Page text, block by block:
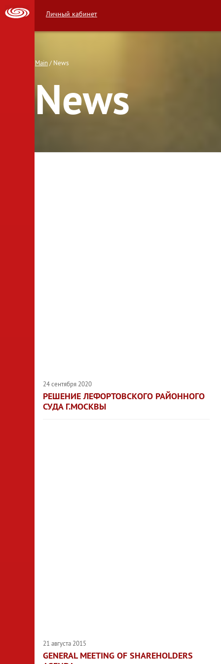
Личный кабинет
Main News
News
24 сентября 2020
РЕШЕНИЕ ЛЕФОРТОВСКОГО РАЙОННОГО
СУДА Г.МОСКВЫ
21 августа 2015
GENERAL MEETING OF SHAREHOLDERS